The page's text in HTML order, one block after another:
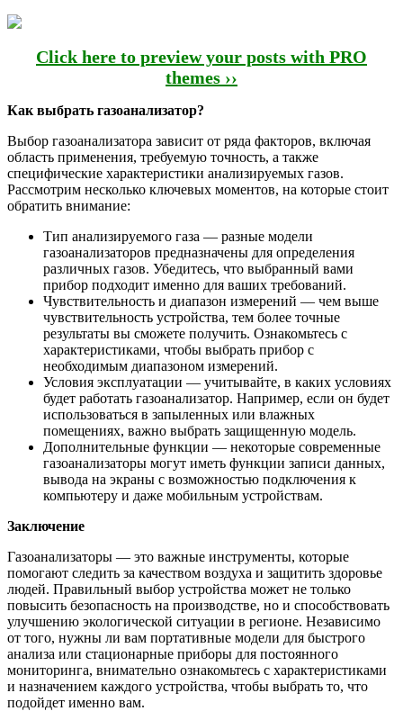
Click here to preview your posts with PRO
themes ››
Как выбрать газоанализатор?
Выбор газоанализатора зависит от ряда факторов, включая
область применения, требуемую точность, а также
специфические характеристики анализируемых газов.
Рассмотрим несколько ключевых моментов, на которые стоит
обратить внимание:
Тип анализируемого газа — разные модели
газоанализаторов предназначены для определения
различных газов. Убедитесь, что выбранный вами
прибор подходит именно для ваших требований.
Чувствительность и диапазон измерений — чем выше
чувствительность устройства, тем более точные
результаты вы сможете получить. Ознакомьтесь с
характеристиками, чтобы выбрать прибор с
необходимым диапазоном измерений.
Условия эксплуатации — учитывайте, в каких условиях
будет работать газоанализатор. Например, если он будет
использоваться в запыленных или влажных
помещениях, важно выбрать защищенную модель.
Дополнительные функции — некоторые современные
газоанализаторы могут иметь функции записи данных,
вывода на экраны с возможностью подключения к
компьютеру и даже мобильным устройствам.
Заключение
Газоанализаторы — это важные инструменты, которые
помогают следить за качеством воздуха и защитить здоровье
людей. Правильный выбор устройства может не только
повысить безопасность на производстве, но и способствовать
улучшению экологической ситуации в регионе. Независимо
от того, нужны ли вам портативные модели для быстрого
анализа или стационарные приборы для постоянного
мониторинга, внимательно ознакомьтесь с характеристиками
и назначением каждого устройства, чтобы выбрать то, что
подойдет именно вам.